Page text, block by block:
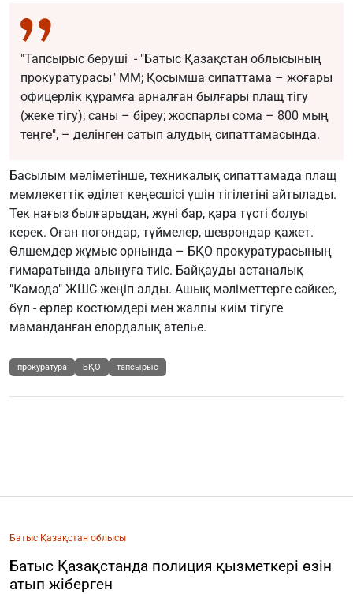
"Тапсырыс беруші - "Батыс Қазақстан облысының
прокуратурасы" ММ; Қосымша сипаттама – жоғары
офицерлік құрамға арналған былғары плащ тігу
(жеке тігу); саны – біреу; жоспарлы сома – 800 мың
теңге", – делінген сатып алудың сипаттамасында.
Басылым мәліметінше, техникалық сипаттамада плащ
мемлекеттік әділет кеңесшісі үшін тігілетіні айтылады.
Тек нағыз былғарыдан, жүні бар, қара түсті болуы
керек. Оған погондар, түймелер, шеврондар қажет.
Өлшемдер жұмыс орнында – БҚО прокуратурасының
ғимаратында алынуға тиіс. Байқауды астаналық
"Камода" ЖШС жеңіп алды. Ашық мәліметтерге сәйкес,
бұл - ерлер костюмдері мен жалпы киім тігуге
маманданған елордалық ателье.
прокуратура БҚО тапсырыс
Батыс Қазақстан облысы
Батыс Қазақстанда полиция қызметкері өзін
атып жіберген